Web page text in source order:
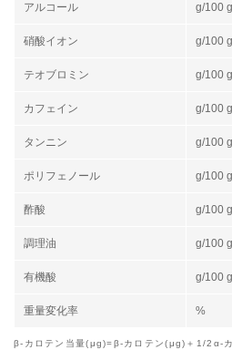
アルコール g/100 g
硝酸イオン g/100 g
テオブロミン g/100 g
カフェイン g/100 g
タンニン g/100 g
ポリフェノール g/100 g
酢酸 g/100 g
調理油 g/100 g
有機酸 g/100 g
重量変化率 %
β-カロテン当量(μg)=β-カロテン(μg)＋1/2α-